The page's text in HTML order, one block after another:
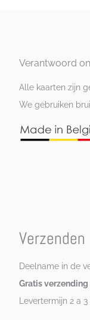
Verantwoord
Alle kaarten zijn
We gebruiken
Verzenden
Deelname in de
Gratis
Levertermijn 2 a